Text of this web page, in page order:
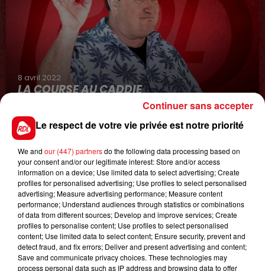
8 avril 2022
LA COURSE AU CADDIE
8 août 2026
GAGNEZ VOS ENTRÉES JOUR AU CENTER
PARCS DU LAC D'AILETTE !
Le respect de votre vie privée est notre priorité
We and our (447) partnersdo the following data processing based on
your consent and/or our legitimate interest: Store and/or access
information on a device; Use limited data to select advertising; Create
profiles for personalised advertising; Use profiles to select personalised
advertising; Measure advertising performance; Measure content
performance; Understand audiences through statistics or combinations
of data from different sources; Develop and improve services; Create
profiles to personalise content; Use profiles to select personalised
content; Use limited data to select content; Ensure security, prevent and
detect fraud, and fix errors; Deliver and present advertising and content;
Save and communicate privacy choices. These technologies may
process personal data such as IP address and browsing data to offer
Continuer sans accepter